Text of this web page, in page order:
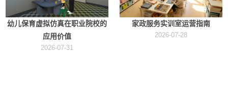
幼儿保育虚拟仿真在职业院校的
应用价值
2026-07-31
家政服务实训室运营指南
2026-07-28